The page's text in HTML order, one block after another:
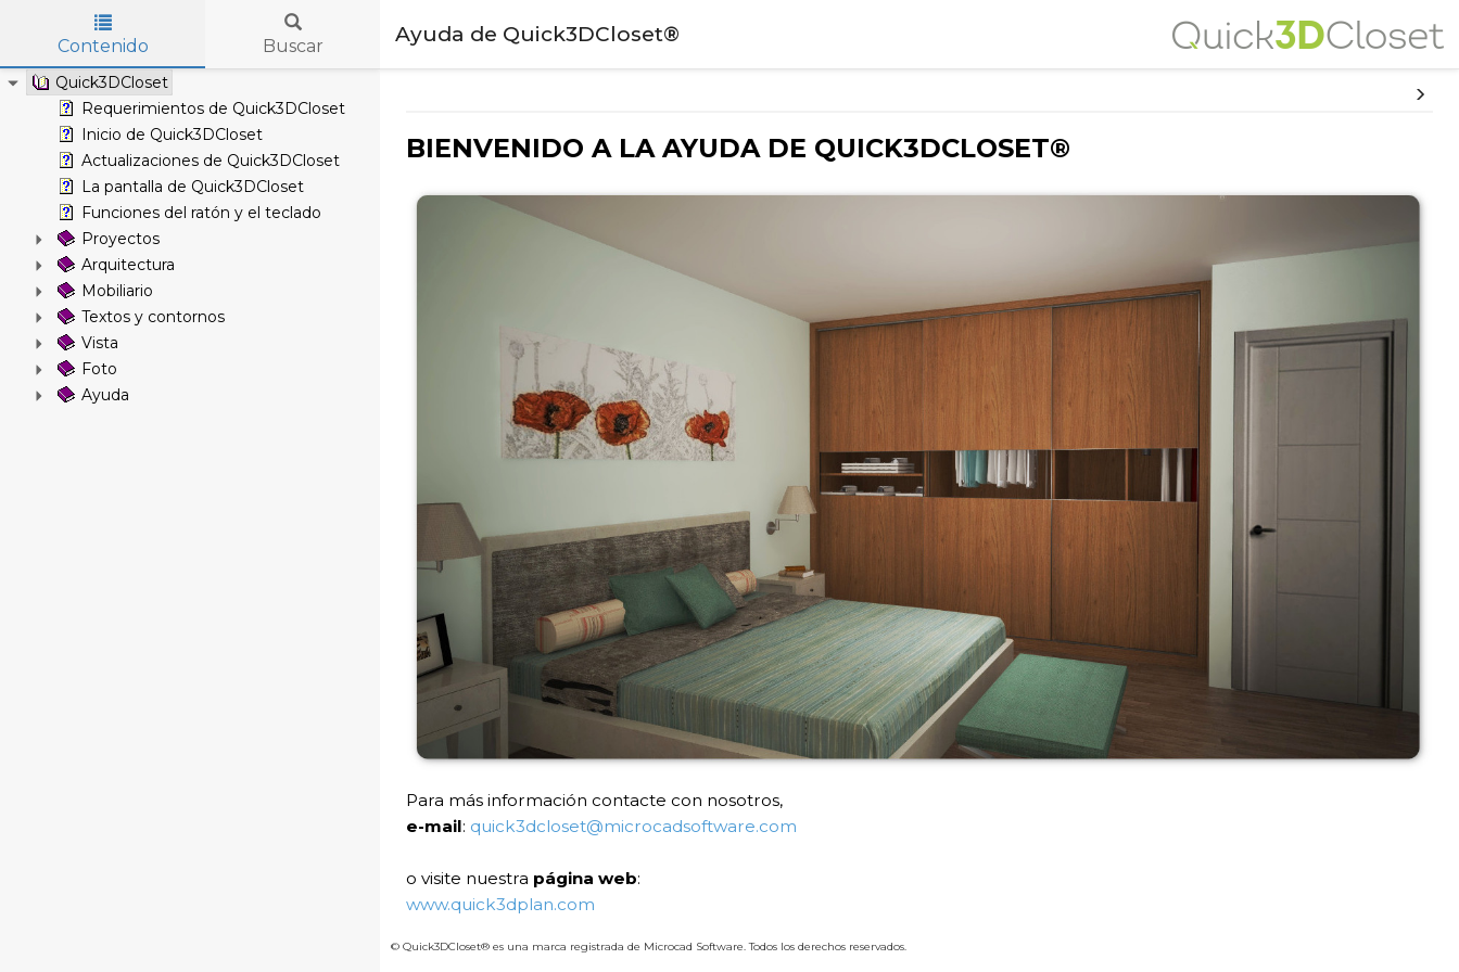
Skip to main content
Ayuda de Quick3DCloset®
Contenido Buscar
Quick3DCloset
Requerimientos de Quick3DCloset
Inicio de Quick3DCloset
Actualizaciones de Quick3DCloset
La pantalla de Quick3DCloset
Funciones del ratón y el teclado
Proyectos
Arquitectura
Mobiliario
Textos y contornos
Vista
Foto
Ayuda
BIENVENIDO A LA AYUDA DE QUICK3DCLOSET®
Para más información contacte con nosotros,
e-mail: quick3dcloset@microcadsoftware.com
o visite nuestra página web:
www.quick3dplan.com
© Quick3DCloset® es una marca registrada de Microcad Software. Todos los derechos reservados.